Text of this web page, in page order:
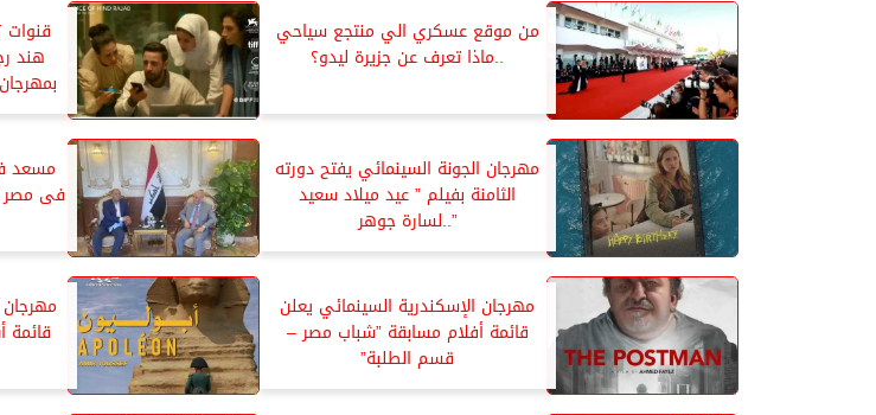
من موقع عسكري الي منتجع سياحي
..ماذا تعرف عن جزيرة ليدو؟
هند
مهرجان الجونة السينمائي يفتح دورته
الثامنة بفيلم ” عيد ميلاد سعيد
”..لسارة جوهر
مسعد
فى مصر
مهرجان الإسكندرية السينمائي يعلن
قائمة أفلام مسابقة ”شباب مصر –
قسم الطلبة”
مهرجان